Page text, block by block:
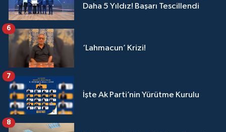
Daha 5 Yıldız! Başarı Tescillendi
‘Lahmacun’ Krizi!
6
İşte Ak Parti’nin Yürütme Kurulu
7
8